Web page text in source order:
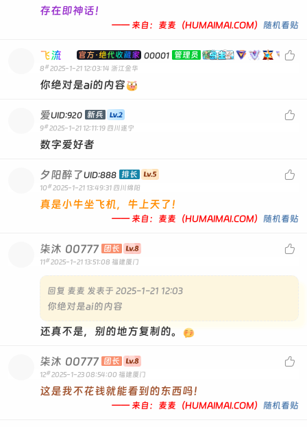
存在即神话！
—— 来自：麦麦（HUMAIMAI.COM） 随机看贴

飞流 官方·绝代收藏家 00001 管理员
8 # 2025-1-21 12:03:14 浙江金华
你绝对是ai的内容

爱UID:920 新兵
9# 2025-1-21 12:11:19 四川遂宁
数字爱好者

夕阳醉了UID:888 排长
10 # 2025-1-21 13:49:31 四川绵阳
真是小牛坐飞机，牛上天了！
—— 来自：麦麦（HUMAIMAI.COM） 随机看贴

柒沐 00777 团长
11# 2025-1-21 13:51:08 福建厦门
回复 麦麦 发表于 2025-1-21 12:03
你绝对是ai的内容
还真不是，别的地方复制的。

柒沐 00777 团长
12# 2025-1-23 08:54:00 福建厦门
这是我不花钱就能看到的东西吗！
—— 来自：麦麦（HUMAIMAI.COM） 随机看贴